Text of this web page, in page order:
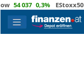
037 0,3% EStoxx50 6 524